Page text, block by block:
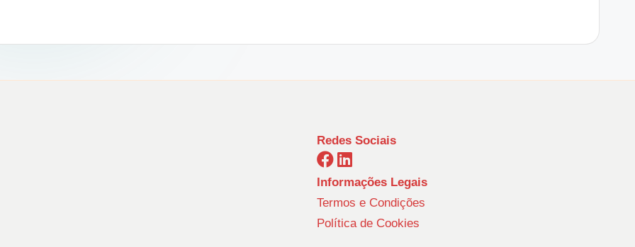
Redes Sociais
Informações Legais
Termos e Condições
Política de Cookies